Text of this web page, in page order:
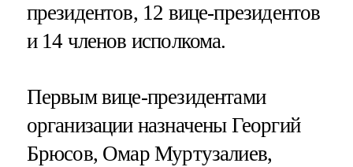
президентов, 12 вице-президентов
и 14 членов исполкома.
Первым вице-президентами
организации назначены Георгий
Брюсов, Омар Муртузалиев,